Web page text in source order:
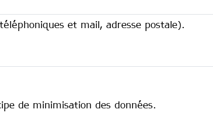
et mail, adresse postale).
de minimisation des données.